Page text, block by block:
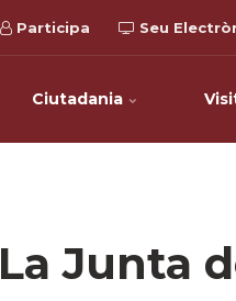
Participa Seu
Ciutadania
La Junta